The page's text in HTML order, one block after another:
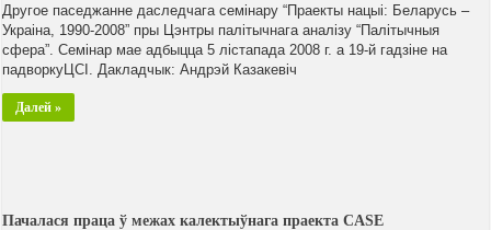
Другое паседжанне даследчага семінару “Праекты нацыі: Беларусь –
Украіна, 1990-2008” пры Цэнтры палітычнага аналізу “Палітычныя
сфера”. Семінар мае адбыцца 5 лістапада 2008 г. а 19-й гадзіне на
падворкуЦСІ. Дакладчык: Андрэй Казакевіч
Далей »
Пачалася праца ў межах калектыўнага праекта CASE